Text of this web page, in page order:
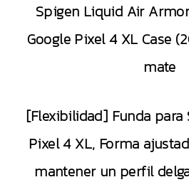
Spigen Liquid Air
Google Pixel 4 XL Case
mate
[Flexibilidad] Funda para
Pixel 4 XL, Forma
mantener un perfil